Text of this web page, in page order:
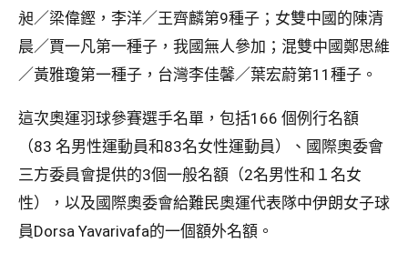
昶／梁偉鏗，李洋／王齊麟第9種子；女雙中國的陳清
晨／賈一凡第一種子，我國無人參加；混雙中國鄭思維
／黃雅瓊第一種子，台灣李佳馨／葉宏蔚第11種子。
這次奧運羽球參賽選手名單，包括166 個例行名額
（83 名男性運動員和83名女性運動員）、國際奧委會
三方委員會提供的3個一般名額（2名男性和１名女
性），以及國際奧委會給難民奧運代表隊中伊朗女子球
員Dorsa Yavarivafa的一個額外名額。